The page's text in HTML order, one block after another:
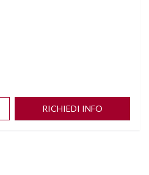
RICHIEDI INFO